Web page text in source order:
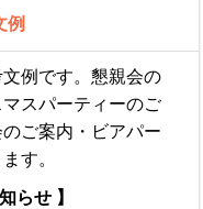
例
例です。懇親会の
スパーティーのご
ご案内・ビアパー
す。
らせ 】